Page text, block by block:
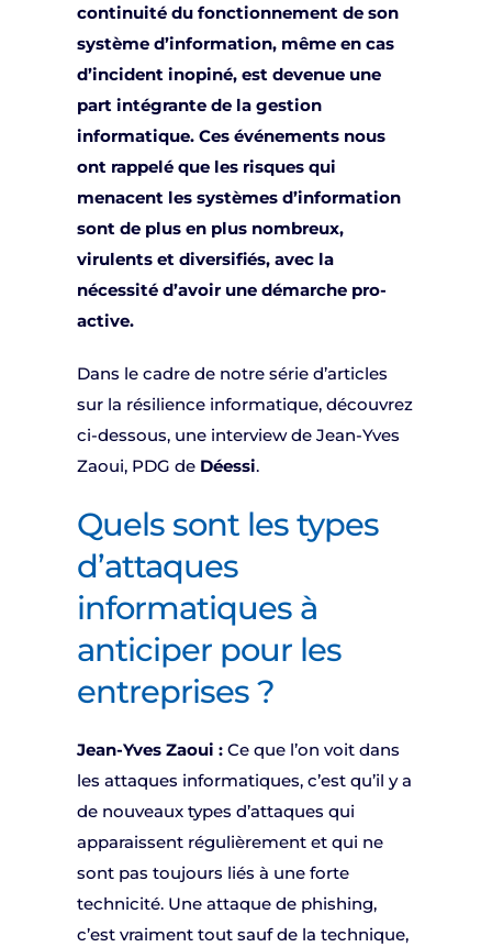
continuité du fonctionnement de son
système d’information, même en cas
d’incident inopiné, est devenue une
part intégrante de la gestion
informatique. Ces événements nous
ont rappelé que les risques qui
menacent les systèmes d’information
sont de plus en plus nombreux,
virulents et diversifiés, avec la
nécessité d’avoir une démarche pro-
active.
Dans le cadre de notre série d’articles
sur la résilience informatique, découvrez
ci-dessous, une interview de Jean-Yves
Zaoui, PDG de Déessi.
Quels sont les types
d’attaques
informatiques à
anticiper pour les
entreprises ?
Jean-Yves Zaoui :Ce que l’on voit dans
les attaques informatiques, c’est qu’il y a
de nouveaux types d’attaques qui
apparaissent régulièrement et qui ne
sont pas toujours liés à une forte
technicité. Une attaque de phishing,
c’est vraiment tout sauf de la technique,